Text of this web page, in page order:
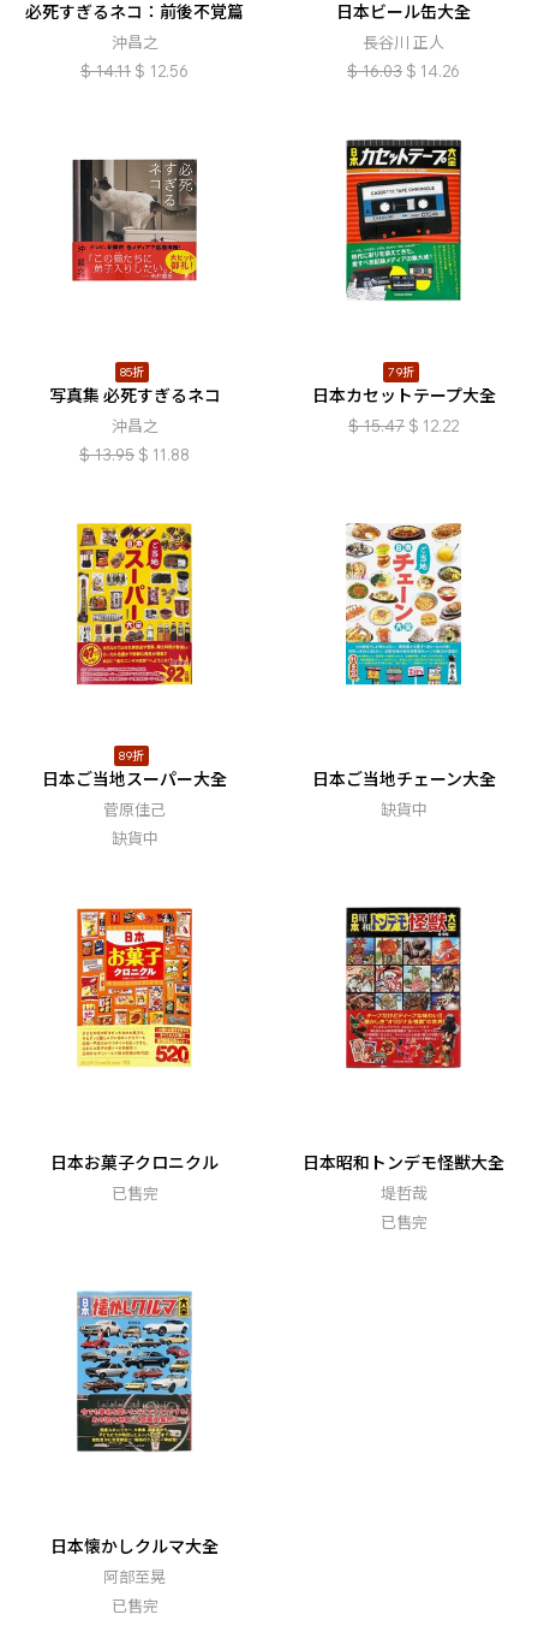
必死すぎるネコ：前後不覚篇
沖昌之
$ 14.11 $ 12.56
日本ビール缶大全
長谷川 正人
$ 16.03 $ 14.26
85折
写真集 必死すぎるネコ
沖昌之
$ 13.95 $ 11.88
79折
日本カセットテープ大全
$ 15.47 $ 12.22
89折
日本ご当地スーパー大全
菅原佳己
缺貨中
日本ご当地チェーン大全
缺貨中
日本お菓子クロニクル
已售完
日本昭和トンデモ怪獣大全
堤哲哉
已售完
日本懐かしクルマ大全
阿部至晃
已售完